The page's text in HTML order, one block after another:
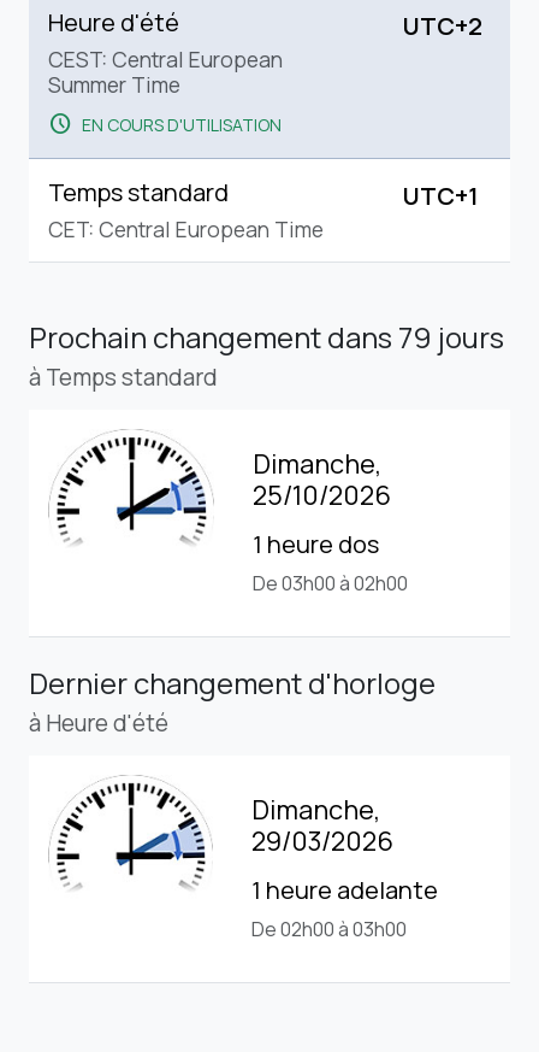
Heure d'été
CEST: Central European
Summer Time
schedule EN COURS D'UTILISATION
UTC+2
Temps standard
CET: Central European Time
UTC+1
Prochain changementdans 79 jours
à Temps standard
Dimanche,
25/10/2026
1 heure dos
De 03h00 à 02h00
Dernier changement d'horloge
à Heure d'été
Dimanche,
29/03/2026
1 heure adelante
De 02h00 à 03h00